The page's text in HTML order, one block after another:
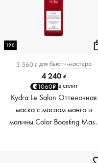
190
3 560 ₽ для бьюти-мастера
4 240 ₽
1060₽ в сплит
Kydra Le Salon Оттеночная
маска с маслом манго и
малины Color Boosting Mask